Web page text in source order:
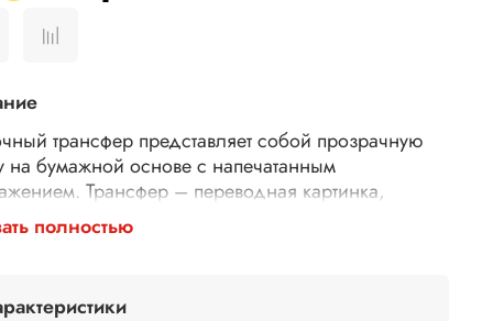
трансфер представляет собой прозрачную
на бумажной основе с напечатанным
Трансфер – переводная картинка,
с его помощью Ваше изделие приобретет
и уникальность. Трансферной бумагой
рисовые листы, бумагу для декупажа,
полностью